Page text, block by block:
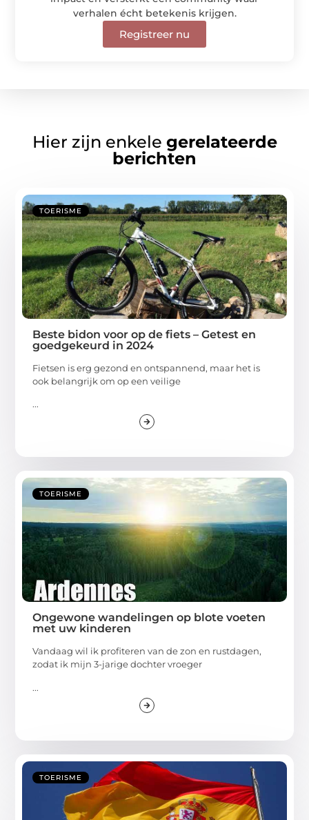
verhalen écht betekenis krijgen.
Registreer nu
Hier zijn enkele gerelateerde
berichten
TOERISME
Beste bidon voor op de fiets – Getest en
goedgekeurd in 2024
Fietsen is erg gezond en ontspannend, maar het is
ook belangrijk om op een veilige
...
TOERISME
Ongewone wandelingen op blote voeten
met uw kinderen
Vandaag wil ik profiteren van de zon en rustdagen,
zodat ik mijn 3-jarige dochter vroeger
...
TOERISME